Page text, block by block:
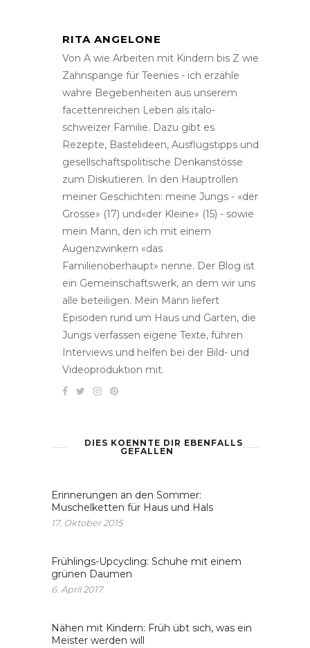
RITA ANGELONE
Von A wie Arbeiten mit Kindern bis Z wie
Zahnspange für Teenies - ich erzähle
wahre Begebenheiten aus unserem
facettenreichen Leben als italo-
schweizer Familie. Dazu gibt es
Rezepte, Bastelideen, Ausflugstipps und
gesellschaftspolitische Denkanstösse
zum Diskutieren. In den Hauptrollen
meiner Geschichten: meine Jungs - «der
Grosse» (17) und«der Kleine» (15) - sowie
mein Mann, den ich mit einem
Augenzwinkern «das
Familienoberhaupt» nenne. Der Blog ist
ein Gemeinschaftswerk, an dem wir uns
alle beteiligen. Mein Mann liefert
Episoden rund um Haus und Garten, die
Jungs verfassen eigene Texte, führen
Interviews und helfen bei der Bild- und
Videoproduktion mit.
DIES KOENNTE DIR EBENFALLS
GEFALLEN
Erinnerungen an den Sommer:
Muschelketten für Haus und Hals
17. Oktober 2015
Frühlings-Upcycling: Schuhe mit einem
grünen Daumen
6. April 2017
Nähen mit Kindern: Früh übt sich, was ein
Meister werden will